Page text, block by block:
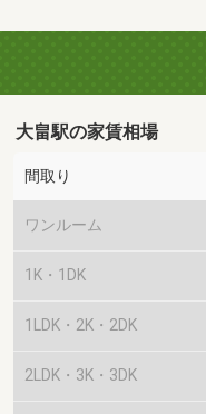
大畠駅の家賃相場
間取り
ワンルーム
1K・1DK
1LDK・2K・2DK
2LDK・3K・3DK